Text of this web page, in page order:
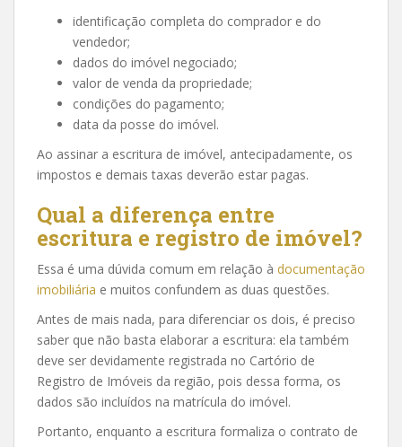
identificação completa do comprador e do
vendedor;
dados do imóvel negociado;
valor de venda da propriedade;
condições do pagamento;
data da posse do imóvel.
Ao assinar a escritura de imóvel, antecipadamente, os
impostos e demais taxas deverão estar pagas.
Qual a diferença entre
escritura e registro de imóvel?
Essa é uma dúvida comum em relação à documentação
imobiliária e muitos confundem as duas questões.
Antes de mais nada, para diferenciar os dois, é preciso
saber que não basta elaborar a escritura: ela também
deve ser devidamente registrada no Cartório de
Registro de Imóveis da região, pois dessa forma, os
dados são incluídos na matrícula do imóvel.
Portanto, enquanto a escritura formaliza o contrato de